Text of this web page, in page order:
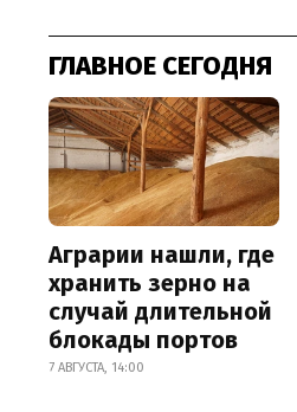
ГЛАВНОЕ СЕГОДНЯ
Аграрии нашли, где
хранить зерно на
случай длительной
блокады портов
7 АВГУСТА, 14:00